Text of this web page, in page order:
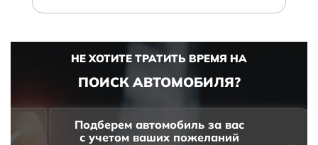
НЕ ХОТИТЕ ТРАТИТЬ ВРЕМЯ НА
ПОИСК АВТОМОБИЛЯ?
Подберем автомобиль за вас
с учетом ваших пожеланий